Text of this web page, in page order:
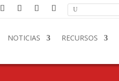
NOTICIAS RECURSOS